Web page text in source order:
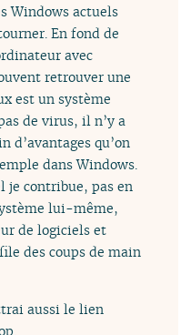
Windows actuels
En fond de
avec
retrouver une
est un système
de virus, il n’y a
d’avantages qu’on
dans Windows.
je contribue, pas en
lui-même,
de logiciels et
des coups de main
aussi le lien